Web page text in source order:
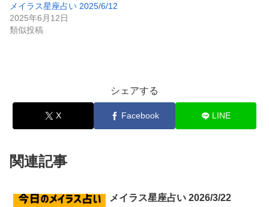
メイラス星座占い 2025/6/12
2025年6月12日
類似投稿
シェアする
X Facebook LINE
関連記事
メイラス星座占い 2026/3/22